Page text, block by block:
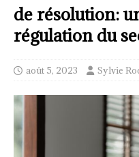
de résolution:
régulation du
août 5, 2023 Sylvie